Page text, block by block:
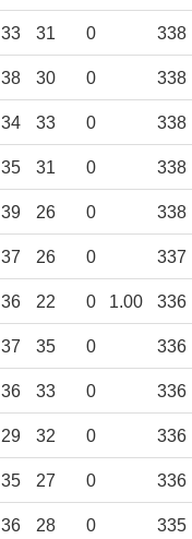
33 31 0 338
38 30 0 338
34 33 0 338
35 31 0 338
39 26 0 338
37 26 0 337
36 22 0 1.00 336
37 35 0 336
36 33 0 336
29 32 0 336
35 27 0 336
36 28 0 335